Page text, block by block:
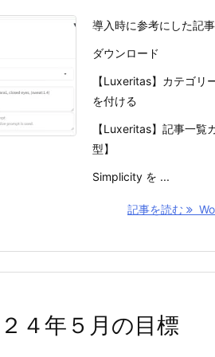
導入時に参考にした記
ダウンロード
【Luxeritas】カテゴリ
を付ける
【Luxeritas】記事一覧
型】
Simplicity を ...
記事を読む
４年５月の目標